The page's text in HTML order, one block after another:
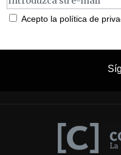
Acepto la política de